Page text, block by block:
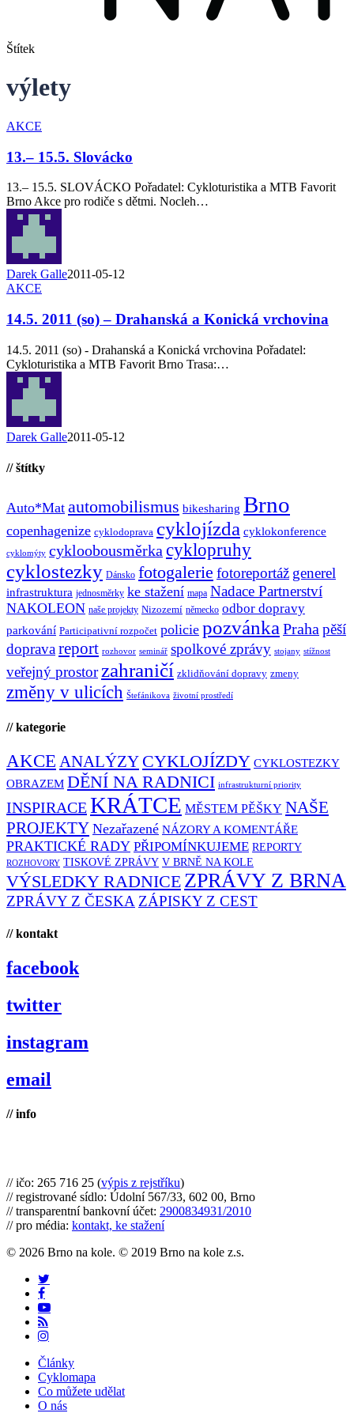
Štítek
výlety
AKCE
13.– 15.5. Slovácko
13.– 15.5. SLOVÁCKO Pořadatel: Cykloturistika a MTB Favorit
Brno Akce pro rodiče s dětmi. Nocleh…
Darek Galle2011-05-12
AKCE
14.5. 2011 (so) – Drahanská a Konická vrchovina
14.5. 2011 (so) - Drahanská a Konická vrchovina Pořadatel:
Cykloturistika a MTB Favorit Brno Trasa:…
Darek Galle2011-05-12
// štítky
Auto*Mat automobilismus bikesharing Brno
copenhagenize cyklodoprava cyklojízda cyklokonference
cyklomýty cykloobousměrka cyklopruhy
cyklostezky Dánsko fotogalerie fotoreportáž generel
infrastruktura jednosměrky ke stažení mapa Nadace Partnerství
NAKOLEON naše projekty Nizozemí německo odbor dopravy
parkování Participativní rozpočet policie pozvánka Praha pěší
dopravareport rozhovor seminář spolkové zprávy stojany stížnost
veřejný prostor zahraničí zklidňování dopravy zmeny
změny v ulicích Štefánikova životní prostředí
// kategorie
AKCE ANALÝZY CYKLOJÍZDY CYKLOSTEZKY
OBRAZEM DĚNÍ NA RADNICI infrastrukturní priority
INSPIRACEKRÁTCE MĚSTEM PĚŠKY NAŠE
PROJEKTY Nezařazené NÁZORY A KOMENTÁŘE
PRAKTICKÉ RADY PŘIPOMÍNKUJEME REPORTY
ROZHOVORY TISKOVÉ ZPRÁVY V BRNĚ NA KOLE
VÝSLEDKY RADNICE ZPRÁVY Z BRNA
ZPRÁVY Z ČESKA ZÁPISKY Z CEST
// kontakt
facebook
twitter
instagram
email
// info
// ičo: 265 716 25 (výpis z rejstříku)
// registrované sídlo: Údolní 567/33, 602 00, Brno
// transparentní bankovní účet: 2900834931/2010
// pro média: kontakt, ke stažení
© 2026 Brno na kole. © 2019 Brno na kole z.s.
twitter
facebook
youtube
RSS
instagram
Close
Menu
Články
Cyklomapa
Co můžete udělat
O nás